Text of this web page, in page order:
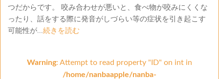
つだからです。 咬み合わせが悪いと、食べ物が咬みにくくな
ったり、話をする際に発音がしづらい等の症状を引き起こす
可能性が...続きを読む
Warning: Attempt to read property "ID" on int in
/home/nanbaapple/nanba-